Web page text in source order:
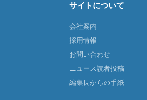
サイトについて
会社案内
採用情報
お問い合わせ
ニュース読者投稿
編集長からの手紙